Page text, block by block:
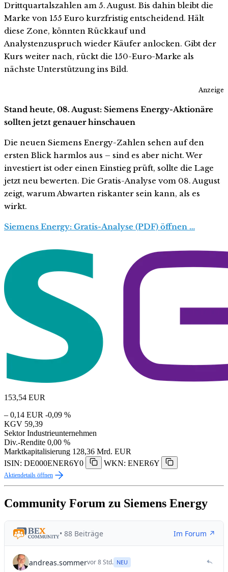
Drittquartalszahlen am 5. August. Bis dahin bleibt die
Marke von 155 Euro kurzfristig entscheidend. Hält
diese Zone, könnten Rückkauf und
Analystenzuspruch wieder Käufer anlocken. Gibt der
Kurs weiter nach, rückt die 150-Euro-Marke als
nächste Unterstützung ins Bild.
Anzeige
Stand heute, 08. August: Siemens Energy-Aktionäre
sollten jetzt genauer hinschauen
Die neuen Siemens Energy-Zahlen sehen auf den
ersten Blick harmlos aus – sind es aber nicht. Wer
investiert ist oder einen Einstieg prüft, sollte die Lage
jetzt neu bewerten. Die Gratis-Analyse vom 08. August
zeigt, warum Abwarten riskanter sein kann, als es
wirkt.
Siemens Energy: Gratis-Analyse (PDF) öffnen …
153,54 EUR
– 0,14 EUR -0,09 %
KGV 59,39
Sektor Industrieunternehmen
Div.-Rendite 0,00 %
Marktkapitalisierung 128,36 Mrd. EUR
ISIN: DE000ENER6Y0
WKN: ENER6Y
Aktiendetails öffnen
Community Forum zu Siemens Energy